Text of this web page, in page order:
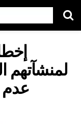
لمنشآتهم
عدم